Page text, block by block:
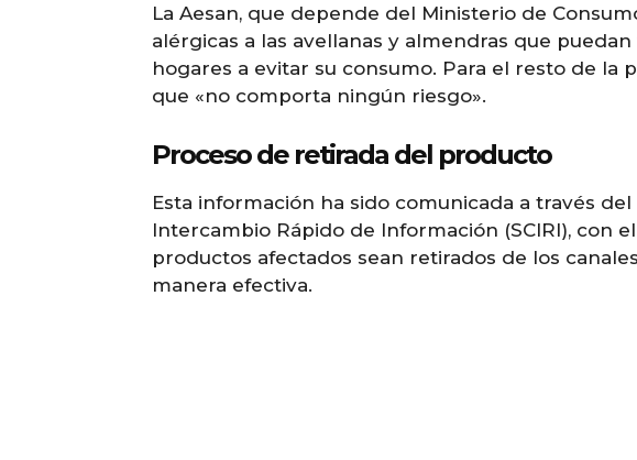
La Aesan, que depende del Ministerio de
alérgicas a las avellanas y almendras que
hogares a evitar su consumo. Para el resto de la
que «no comporta ningún riesgo».
Proceso de retirada del producto
Esta información ha sido comunicada a través
Intercambio Rápido de Información (SCIRI), con
productos afectados sean retirados de los
manera efectiva.